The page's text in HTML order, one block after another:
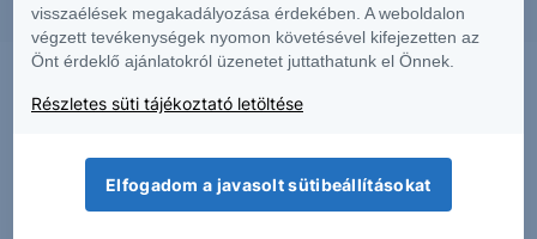
visszaélések megakadályozása érdekében. A weboldalon
végzett tevékenységek nyomon követésével kifejezetten az
Önt érdeklő ajánlatokról üzenetet juttathatunk el Önnek.
Részletes süti tájékoztató letöltése
Elfogadom a javasolt sütibeállításokat